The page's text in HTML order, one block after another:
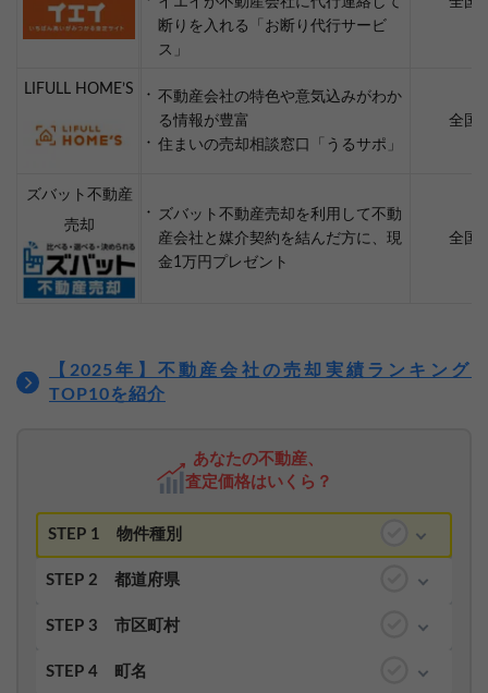
断りを入れる「お断り代行サービ
ス」
LIFULL HOME’S
不動産会社の特色や意気込みがわか
る情報が豊富
住まいの売却相談窓口「うるサポ」
全国
ズバット不動産
売却
ズバット不動産売却を利用して不動
産会社と媒介契約を結んだ方に、現
金1万円プレゼント
全国
【2025年】不動産会社の売却実績ランキング
TOP10を紹介
あなたの不動産、
査定価格はいくら？
STEP 1 物件種別
STEP 2 都道府県
STEP 3 市区町村
STEP 4 町名